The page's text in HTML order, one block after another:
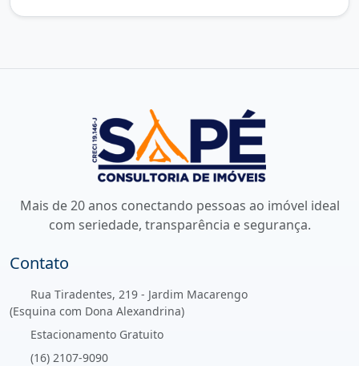
Mais de 20 anos conectando pessoas ao imóvel ideal
com seriedade, transparência e segurança.
Contato
Rua Tiradentes, 219 - Jardim Macarengo
(Esquina com Dona Alexandrina)
Estacionamento Gratuito
(16) 2107-9090